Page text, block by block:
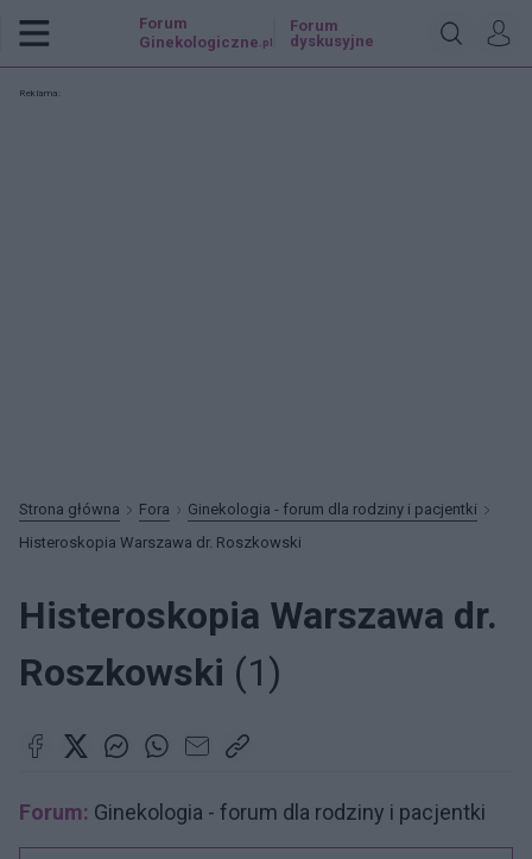
Forum
Ginekologiczne .pl
Forum
dyskusyjne
Reklama:
Strona główna Fora
Ginekologia - forum dla rodziny i pacjentki
Histeroskopia Warszawa dr. Roszkowski
Histeroskopia Warszawa dr.
Roszkowski (1)
Forum: Ginekologia - forum dla rodziny i pacjentki